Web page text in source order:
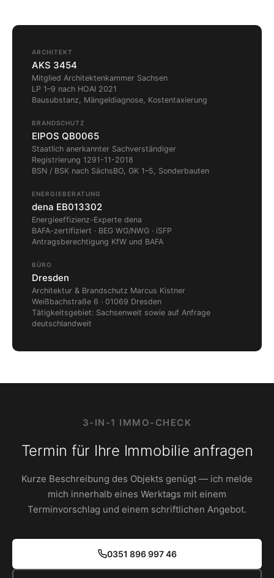
ARCHITEKT
AKS 3454
Mitglied Architektenkammer Sachsen
LP 1–9 nach HOAI 2021
Bausubstanz, Mängeldiagnose, Kostentaxierung
BRANDSCHUTZ
EIPOS QB0065
Staatlich anerkannter Sachverständiger
Registrierung 1291-11-2018
BSN / BSK nach SächsBO, GK 1–5, Sonderbauten
ENERGIEBERATUNG
dena EB013302
Energieeffizienz-Experte dena
BAFA-zertifiziert · BEG WG/NWG · iSFP
Antragsberechtigung KfW und BAFA
BÜRO
Dresden
Architektur & Brandschutz Marcus Kistner
Weißbachstraße 6 · 01069 Dresden
Tätigkeitsgebiet: Sachsenweit sowie auf Anfrage
deutschlandweit
3-IN-1 IMMO-CHECK
Termin für Ihre Immobilie anfragen
Kurze Beschreibung des Objekts genügt — ich melde
mich innerhalb eines Werktags mit einem
Terminvorschlag und einem schriftlichen Angebot.
0351 896 997 46